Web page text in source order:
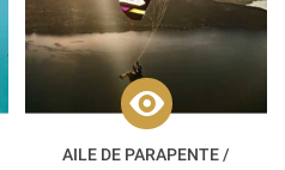
AILE DE PARAPENTE /